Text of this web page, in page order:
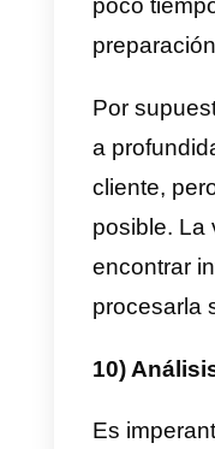
como
en la
ha
qué
7)